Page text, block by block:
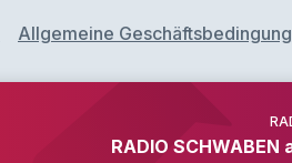
Allgemeine
RADIO SCHWABEN